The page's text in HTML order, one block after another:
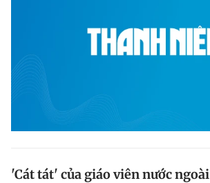
'Cát tát' của giáo viên nước ngoài